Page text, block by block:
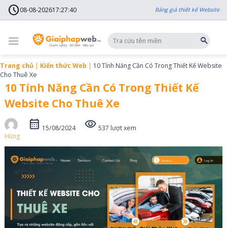
contentschedule08-08-202617:27:42 Bảng giá thiết kế Website
Trang chủ | Kiến thức Web | 10 Tính Năng Cần Có Trong Thiết Kế Website
Cho Thuê Xe
10 Tính Năng Cần Có Trong Thiết Kế
Website Cho Thuê Xe
Hùng
calendar_month 15/08/2024 visibility 537 lượt xem